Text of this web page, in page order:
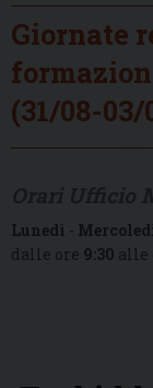
Giornate
(31/08-03/
Lunedì -
dalle ore 9:30 alle